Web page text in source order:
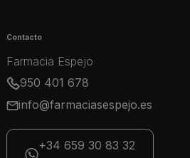
Contacto
Farmacia Espejo
950 401 678
info@farmaciasespejo.es
+34 659 30 83 32